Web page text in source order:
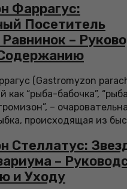
Фаррагус:
Посетитель
–
(Gastromyzon
как “рыба-бабочка”,
–
происходящая из
Стеллатус:
–
и Уходу